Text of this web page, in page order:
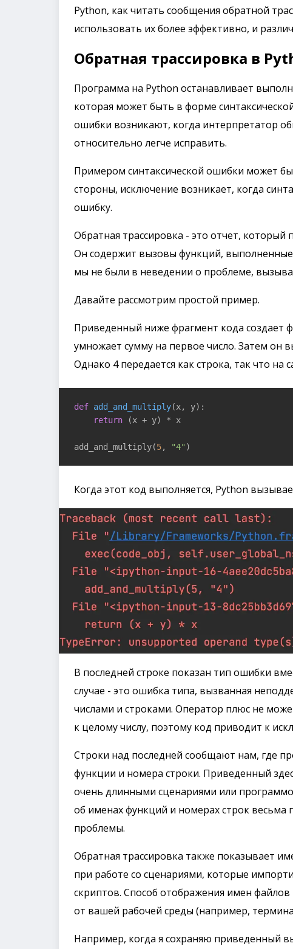
Python, как читать сообщения обратной
использовать их более эффективно, и
Обратная трассировка в
Программа на Python останавливает
которая может быть в форме
ошибки возникают, когда интерпретатор
относительно легче исправить.
Примером синтаксической ошибки может
стороны, исключение возникает, когда
ошибку.
Обратная трассировка - это отчет,
Он содержит вызовы функций,
мы не были в неведении о проблеме,
Давайте рассмотрим простой пример.
Приведенный ниже фрагмент кода создает
умножает сумму на первое число. Затем он
Однако 4 передается как строка, так что на
def add_and_multiply(x, y) :
return (x + y) * x
add_and_multiply(5, "4" )
Когда этот код выполняется, Python
В последней строке показан тип ошибки
случае - это ошибка типа, вызванная
числами и строками. Оператор плюс не
к целому числу, поэтому код приводит к
Строки над последней сообщают нам, где
функции и номера строки. Приведенный
очень длинными сценариями или
об именах функций и номерах строк весьма
проблемы.
Обратная трассировка также показывает
при работе со сценариями, которые
скриптов. Способ отображения имен
от вашей рабочей среды (например,
Например, когда я сохраняю приведенный